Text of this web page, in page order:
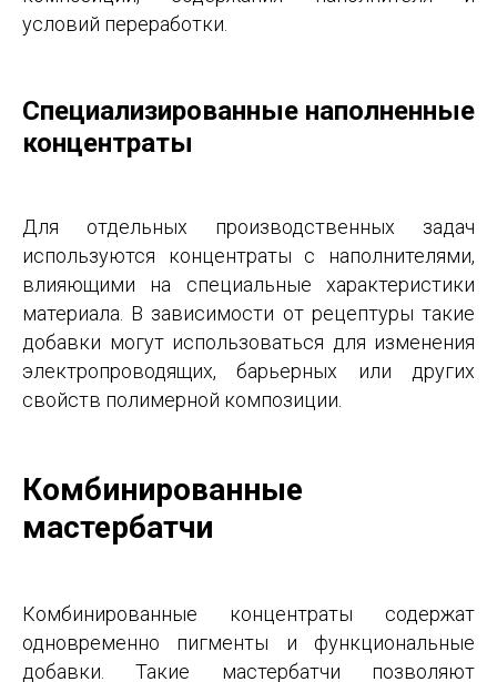
условий переработки.
Специализированные наполненные
концентраты
Для отдельных производственных задач
используются концентраты с наполнителями,
влияющими на специальные характеристики
материала. В зависимости от рецептуры такие
добавки могут использоваться для изменения
электропроводящих, барьерных или других
свойств полимерной композиции.
Комбинированные
мастербатчи
Комбинированные концентраты содержат
одновременно пигменты и функциональные
добавки. Такие мастербатчи позволяют